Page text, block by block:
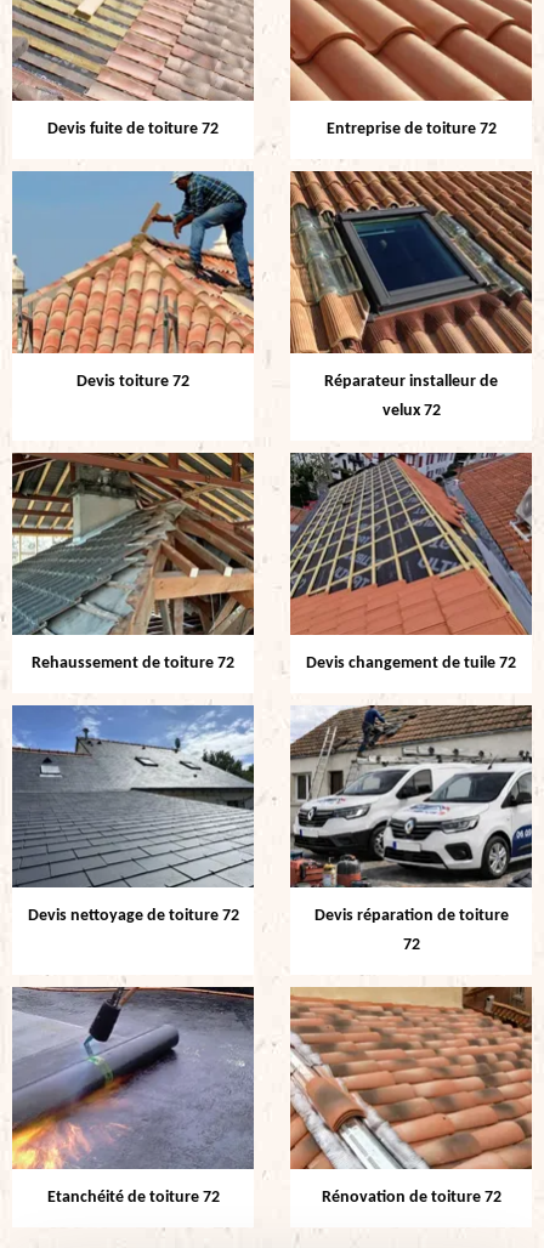
Devis fuite de toiture 72 Entreprise de toiture 72
Devis toiture 72
Réparateur installeur de
velux 72
Rehaussement de toiture 72 Devis changement de tuile 72
Devis nettoyage de toiture 72
Devis réparation de toiture
72
Etanchéité de toiture 72 Rénovation de toiture 72